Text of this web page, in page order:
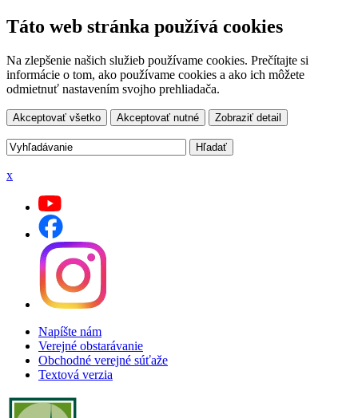
Táto web stránka používá cookies
Na zlepšenie našich služieb používame cookies. Prečítajte si
informácie o tom, ako používame cookies a ako ich môžete
odmietnuť nastavením svojho prehliadača.
Akceptovať všetko Akceptovať nutné Zobraziť detail
x
Napíšte nám
Verejné obstarávanie
Obchodné verejné súťaže
Textová verzia